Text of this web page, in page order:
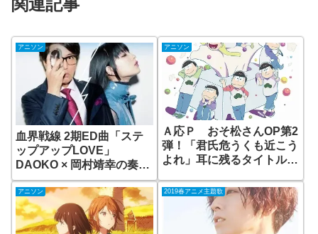
アニソン
血界戦線 2期ED曲「ステ
ップアップLOVE」
DAOKO × 岡村靖幸の奏で
る情熱的な愛の歌！
アニソン
Ａ応Ｐ おそ松さんOP第2
弾！「君氏危うくも近こう
よれ」耳に残るタイトルコ
アニソン 2019春アニメ主題歌